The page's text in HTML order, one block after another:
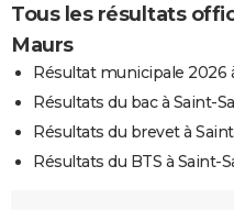
Tous les résultats
Maurs
Résultat municipale 2026
Résultats du bac à Saint-
Résultats du brevet à
Résultats du BTS à Saint-